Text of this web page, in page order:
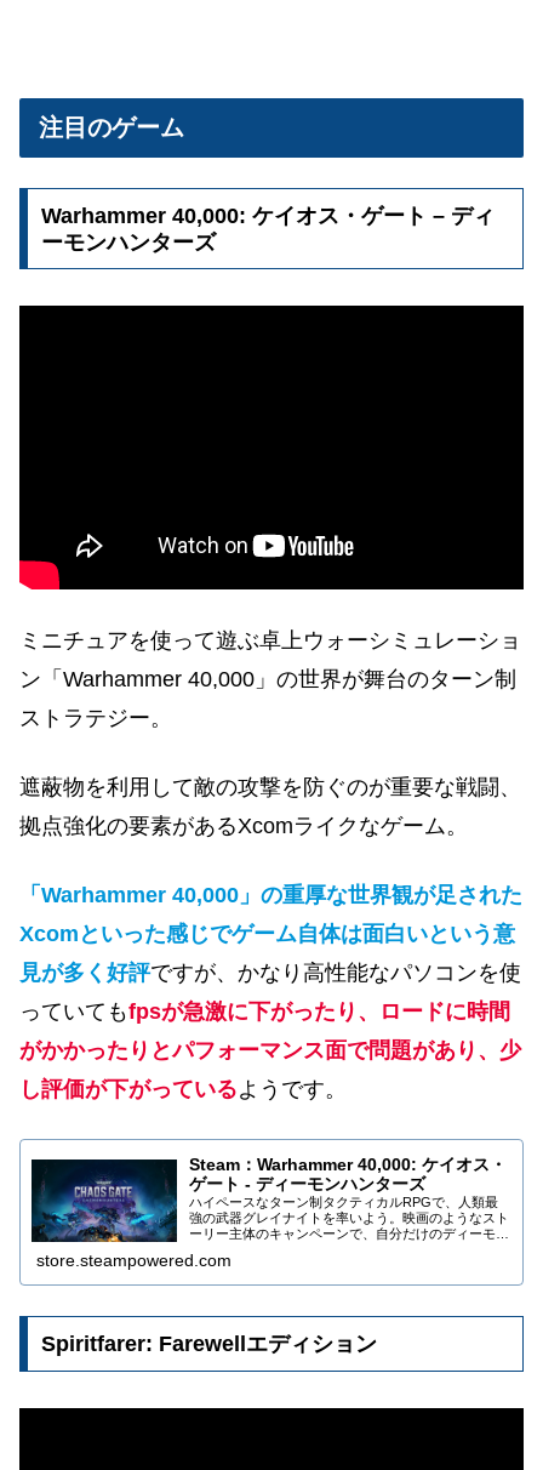
注目のゲーム
Warhammer 40,000: ケイオス・ゲート – ディ
ーモンハンターズ
ミニチュアを使って遊ぶ卓上ウォーシミュレーショ
ン「Warhammer 40,000」の世界が舞台のターン制
ストラテジー。
遮蔽物を利用して敵の攻撃を防ぐのが重要な戦闘、
拠点強化の要素があるXcomライクなゲーム。
「 Warhammer 40,000」 の重厚な世界観が足された
Xcomといった感じでゲーム自体は面白いという意
見が多く好評ですが、かなり高性能なパソコンを使
っていてもfpsが急激に下がったり、ロードに時間
がかかったりとパフォーマンス面で問題があり、少
し評価が下がっているようです。
Steam：Warhammer 40,000: ケイオス・
ゲート - ディーモンハンターズ
ハイペースなターン制タクティカルRPGで、人類最
強の武器グレイナイトを率いよう。映画のようなスト
ーリー主体のキャンペーンで、自分だけのディーモン
たがる銀河の疫病を根絶し、浄化しよう。
store.steampowered.com
Spiritfarer: Farewellエディション